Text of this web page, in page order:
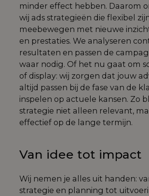
minder effect hebben. Daarom
wij ads strategieën die flexibel
meebewegen met nieuwe
en prestaties. We analyseren
resultaten en passen de
waar nodig. Of het nu gaat om
of display: wij zorgen dat jouw
altijd passen bij de fase van de
inspelen op actuele kansen. Zo
strategie niet alleen relevant,
effectief op de lange termijn.
Van idee tot impact
Wij nemen je alles uit handen:
strategie en planning tot